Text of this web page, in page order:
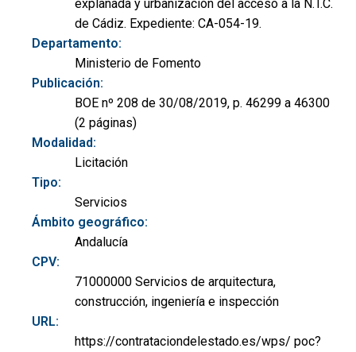
explanada y urbanización del acceso a la N.T.C.
de Cádiz. Expediente: CA-054-19.
Departamento:
Ministerio de Fomento
Publicación:
BOE nº 208 de 30/08/2019, p. 46299 a 46300
(2 páginas)
Modalidad:
Licitación
Tipo:
Servicios
Ámbito geográfico:
Andalucía
CPV:
71000000 Servicios de arquitectura,
construcción, ingeniería e inspección
URL:
https://contrataciondelestado.es/wps/ poc?